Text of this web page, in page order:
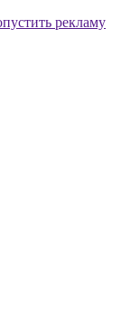
рекламу